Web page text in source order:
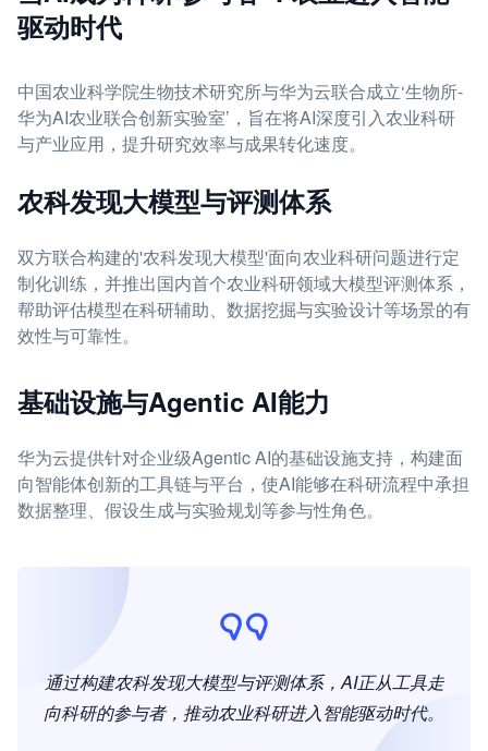
驱动时代
中国农业科学院生物技术研究所与华为云联合成立‘生物所-
华为AI农业联合创新实验室’，旨在将AI深度引入农业科研
与产业应用，提升研究效率与成果转化速度。
农科发现大模型与评测体系
双方联合构建的'农科发现大模型'面向农业科研问题进行定
制化训练，并推出国内首个农业科研领域大模型评测体系，
帮助评估模型在科研辅助、数据挖掘与实验设计等场景的有
效性与可靠性。
基础设施与Agentic AI能力
华为云提供针对企业级Agentic AI的基础设施支持，构建面
向智能体创新的工具链与平台，使AI能够在科研流程中承担
数据整理、假设生成与实验规划等参与性角色。
通过构建农科发现大模型与评测体系，AI正从工具走
向科研的参与者，推动农业科研进入智能驱动时代。